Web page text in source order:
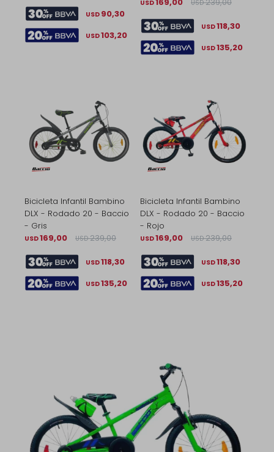
USD 90,30
USD103,20
USD USD
USD118,30
USD135,20
Bicicleta Infantil Bambino
DLX - Rodado 20 - Baccio
- Gris
USD169,00 USD 239,00
USD118,30
USD135,20
Bicicleta Infantil Bambino
DLX - Rodado 20 - Baccio
- Rojo
USD169,00 USD 239,00
USD118,30
USD135,20